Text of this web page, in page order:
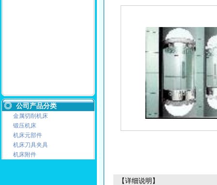
公司产品分类
金属切削机床
锻压机床
机床元部件
机床刀具夹具
机床附件
【详细说明】